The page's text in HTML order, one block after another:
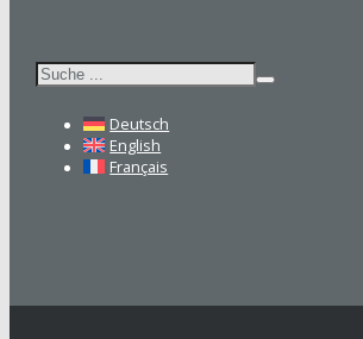
Suchen
Deutsch
English
Français